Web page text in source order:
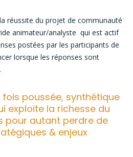
réussite du projet de communauté
animateur/analyste qui est actif
postées par les participants de
lorsque les réponses sont
poussée, synthétique
exploite la richesse du
pour autant perdre de
& enjeux